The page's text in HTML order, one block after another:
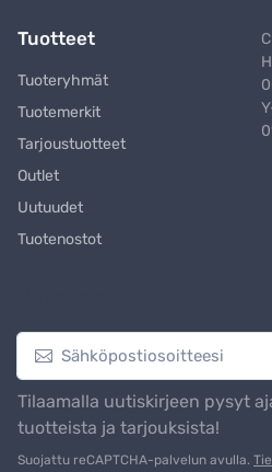
Tuotteet
Tuoteryhmät
Tuotemerkit
Tarjoustuotteet
Outlet
Uutuudet
Tuotenostot
Tilaamalla uutiskirjeen pysyt
tuotteista ja tarjouksista!
Suojattu reCAPTCHA-palvelun avulla.